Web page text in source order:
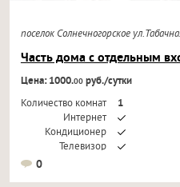
поселок Солнечногорское
Часть дома с отдельным
Цена: 1000.00руб./сутки
Количество комнат
1
Интернет
Кондиционер
Телевизор
0